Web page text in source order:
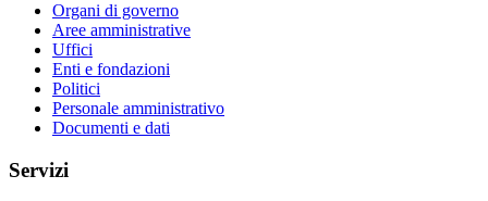
Organi di governo
Aree amministrative
Uffici
Enti e fondazioni
Politici
Personale amministrativo
Documenti e dati
Servizi